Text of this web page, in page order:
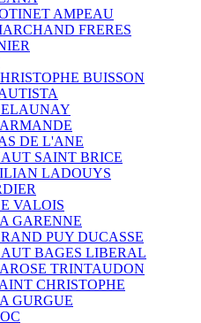
AMPEAU
FRERES
BUISSON
DE L'ANE
SAINT BRICE
LADOUYS
VALOIS
GARENNE
PUY DUCASSE
BAGES LIBERAL
TRINTAUDON
CHRISTOPHE
GURGUE